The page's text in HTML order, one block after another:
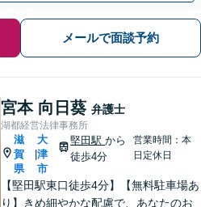
メールで面談予約
宮本 向日葵 弁護士
湖都経営法律事務所
滋
賀
県
大
津
市
堅田駅から
徒歩4分
営業時間：本
日定休日
【堅田駅東口徒歩4分】【無料駐車場あ
り】きめ細やかな配慮で、あなたのお